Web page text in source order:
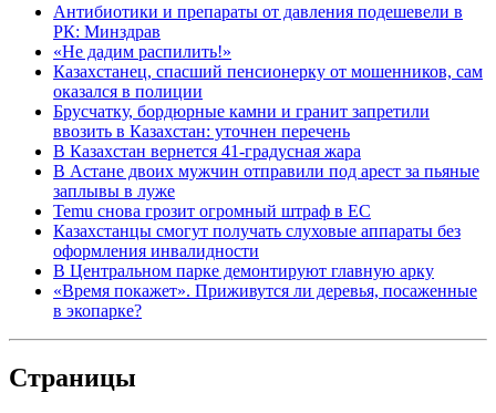
Антибиотики и препараты от давления подешевели в
РК: Минздрав
«Не дадим распилить!»
Казахстанец, спасший пенсионерку от мошенников, сам
оказался в полиции
Брусчатку, бордюрные камни и гранит запретили
ввозить в Казахстан: уточнен перечень
В Казахстан вернется 41-градусная жара
В Астане двоих мужчин отправили под арест за пьяные
заплывы в луже
Temu снова грозит огромный штраф в ЕС
Казахстанцы смогут получать слуховые аппараты без
оформления инвалидности
В Центральном парке демонтируют главную арку
«Время покажет». Приживутся ли деревья, посаженные
в экопарке?
Страницы